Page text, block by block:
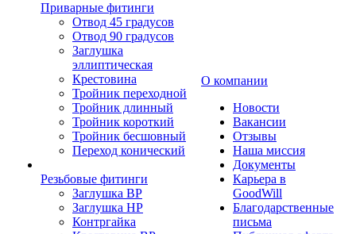
Приварные фитинги
Отвод 45 градусов
Отвод 90 градусов
Заглушка
эллиптическая
Крестовина
Тройник переходной
Тройник длинный
Тройник короткий
Тройник бесшовный
Переход конический
Резьбовые фитинги
Заглушка ВР
Заглушка НР
Контргайка
О компании
Новости
Вакансии
Отзывы
Наша миссия
Документы
Карьера в
GoodWill
Благодарственные
письма